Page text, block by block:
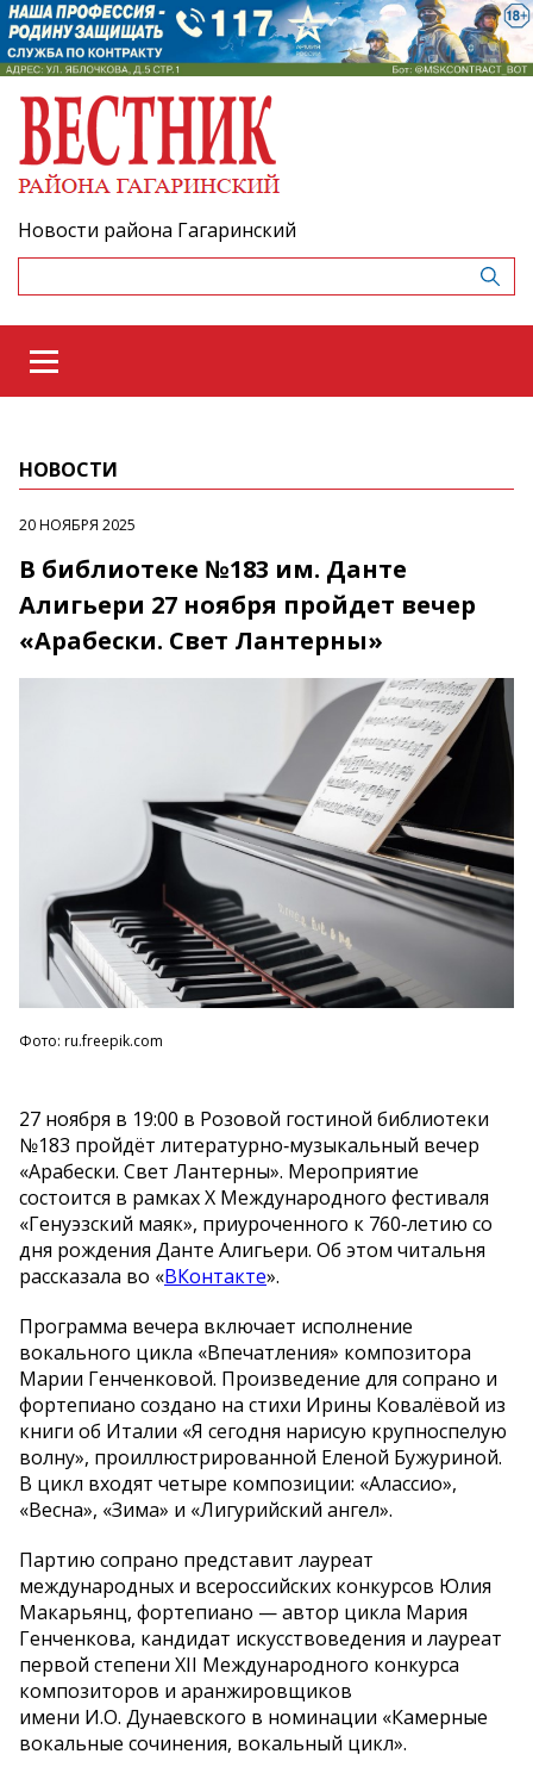
Новости района Гагаринский
НОВОСТИ
20 НОЯБРЯ 2025
В библиотеке №183 им. Данте
Алигьери 27 ноября пройдет вечер
«Арабески. Свет Лантерны»
Фото: ru.freepik.com
27 ноября в 19:00 в Розовой гостиной библиотеки
№183 пройдёт литературно‑музыкальный вечер
«Арабески. Свет Лантерны». Мероприятие
состоится в рамках Х Международного фестиваля
«Генуэзский маяк», приуроченного к 760‑летию со
дня рождения Данте Алигьери. Об этом читальня
рассказала во «ВКонтакте».
Программа вечера включает исполнение
вокального цикла «Впечатления» композитора
Марии Генченковой. Произведение для сопрано и
фортепиано создано на стихи Ирины Ковалёвой из
книги об Италии «Я сегодня нарисую крупноспелую
волну», проиллюстрированной Еленой Бужуриной.
В цикл входят четыре композиции: «Алассио»,
«Весна», «Зима» и «Лигурийский ангел».
Партию сопрано представит лауреат
международных и всероссийских конкурсов Юлия
Макарьянц, фортепиано — автор цикла Мария
Генченкова, кандидат искусствоведения и лауреат
первой степени XII Международного конкурса
композиторов и аранжировщиков
имени И.О. Дунаевского в номинации «Камерные
вокальные сочинения, вокальный цикл».